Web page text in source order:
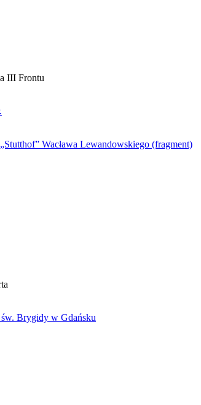
III Frontu
Wacława Lewandowskiego (fragment)
Brygidy w Gdańsku